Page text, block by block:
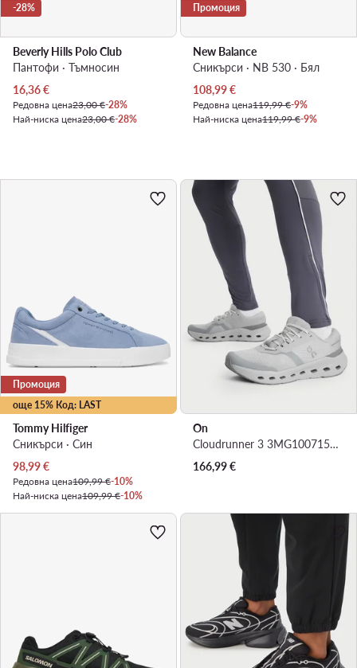
-28%
Beverly Hills Polo Club
Пантофи · Тъмносин
Актуална цена
16,36€
Редовна цена23,00 €-28%
Най-ниска цена23,00 €-28%
Промоция
New Balance
Сникърси · NB 530 · Бял
Актуална цена
108,99€
Редовна цена119,99 €-9%
Най-ниска цена119,99 €-9%
още 15% Код: LAST
Промоция
Tommy Hilfiger
Сникърси · Син
Актуална цена
98,99€
Редовна цена109,99 €-10%
Най-ниска цена109,99 €-10%
On
Cloudrunner 3 3MG10071536 · Маратонки за бягане
166,99€